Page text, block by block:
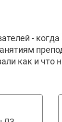
-
как и что